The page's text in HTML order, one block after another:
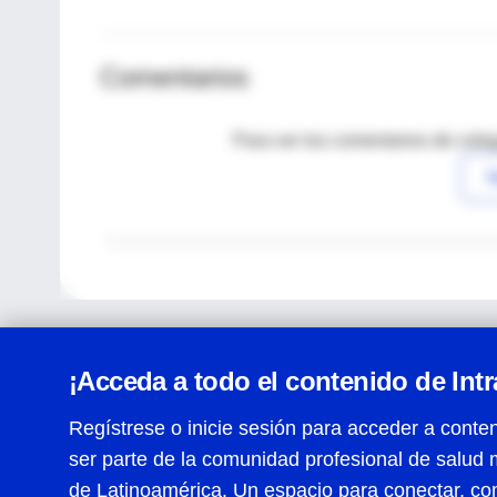
Comentarios
Para ver los comentarios de
¡Acceda a todo el contenido de
Regístrese o inicie sesión para acceder a
ser parte de la comunidad profesional de salud
de Latinoamérica. Un espacio para conectar,
Centro de Ayuda